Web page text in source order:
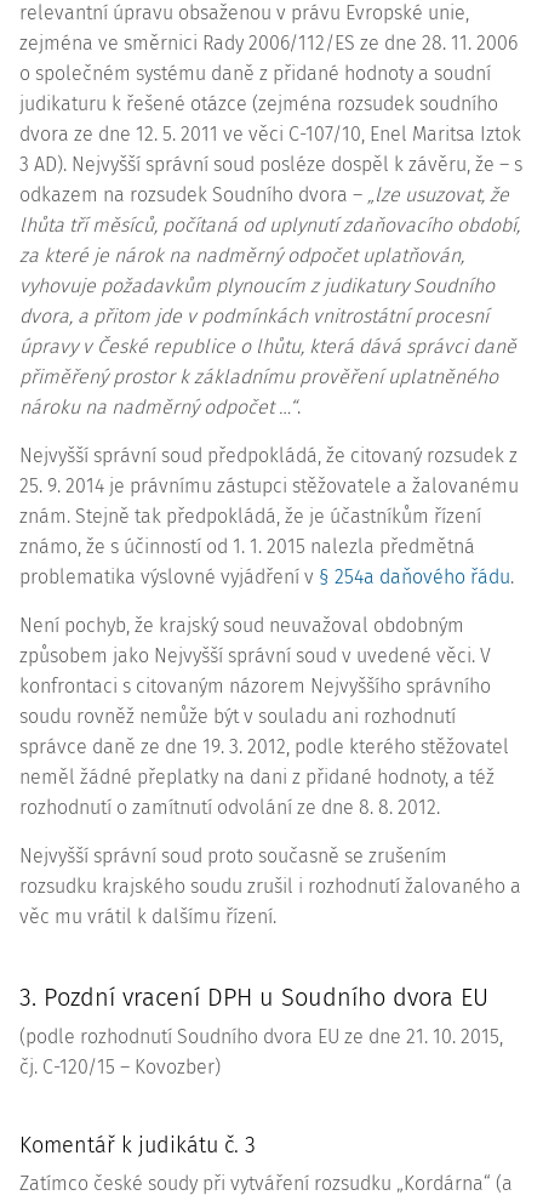
relevantní úpravu obsaženou v právu Evropské unie,
zejména ve směrnici Rady 2006/112/ES ze dne 28. 11. 2006
o společném systému daně z přidané hodnoty a soudní
judikaturu k řešené otázce (zejména rozsudek soudního
dvora ze dne 12. 5. 2011 ve věci C-107/10, Enel Maritsa Iztok
3 AD). Nejvyšší správní soud posléze dospěl k závěru, že – s
odkazem na rozsudek Soudního dvora – „lze usuzovat, že
lhůta tří měsíců, počítaná od uplynutí zdaňovacího období,
za které je nárok na nadměrný odpočet uplatňován,
vyhovuje požadavkům plynoucím z judikatury Soudního
dvora, a přitom jde v podmínkách vnitrostátní procesní
úpravy v České republice o lhůtu, která dává správci daně
přiměřený prostor k základnímu prověření uplatněného
nároku na nadměrný odpočet …“.
Nejvyšší správní soud předpokládá, že citovaný rozsudek z
25. 9. 2014 je právnímu zástupci stěžovatele a žalovanému
znám. Stejně tak předpokládá, že je účastníkům řízení
známo, že s účinností od 1. 1. 2015 nalezla předmětná
problematika výslovné vyjádření v § 254a daňového řádu.
Není pochyb, že krajský soud neuvažoval obdobným
způsobem jako Nejvyšší správní soud v uvedené věci. V
konfrontaci s citovaným názorem Nejvyššího správního
soudu rovněž nemůže být v souladu ani rozhodnutí
správce daně ze dne 19. 3. 2012, podle kterého stěžovatel
neměl žádné přeplatky na dani z přidané hodnoty, a též
rozhodnutí o zamítnutí odvolání ze dne 8. 8. 2012.
Nejvyšší správní soud proto současně se zrušením
rozsudku krajského soudu zrušil i rozhodnutí žalovaného a
věc mu vrátil k dalšímu řízení.
3. Pozdní vracení DPH u Soudního dvora EU
(podle rozhodnutí Soudního dvora EU ze dne 21. 10. 2015,
čj. C-120/15 – Kovozber)
Komentář k judikátu č. 3
Zatímco české soudy při vytváření rozsudku „Kordárna“ (a